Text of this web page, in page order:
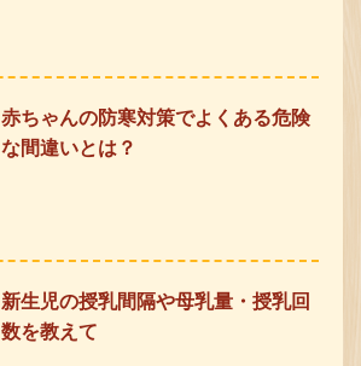
赤ちゃんの防寒対策でよくある危険
な間違いとは？
新生児の授乳間隔や母乳量・授乳回
数を教えて